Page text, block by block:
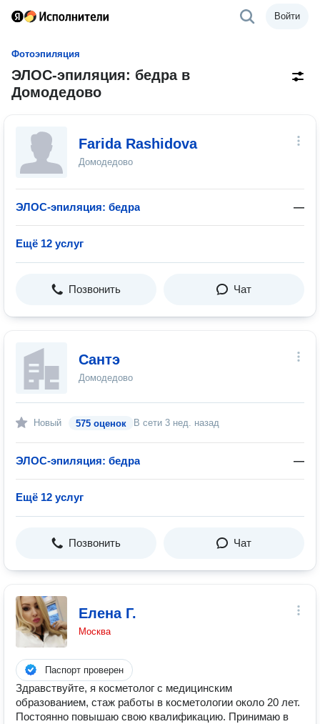
Войти
Фотоэпиляция
ЭЛОС-эпиляция: бедра в
Домодедово
Farida Rashidova
Домодедово
ЭЛОС-эпиляция: бедра —
Ещё 12 услуг
Позвонить Чат
Сантэ
Домодедово
Новый 575 оценок В сети 3 нед. назад
ЭЛОС-эпиляция: бедра —
Ещё 12 услуг
Позвонить Чат
Елена Г.
Москва
Паспорт проверен
Здравствуйте, я косметолог с медицинским
образованием, стаж работы в косметологии около 20 лет.
Постоянно повышаю свою квалификацию. Принимаю в